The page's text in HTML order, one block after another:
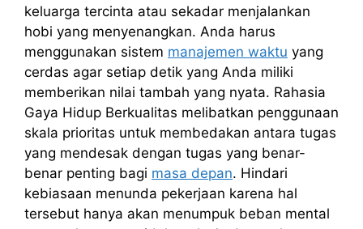
keluarga tercinta atau sekadar menjalankan
hobi yang menyenangkan. Anda harus
menggunakan sistem manajemen waktu yang
cerdas agar setiap detik yang Anda miliki
memberikan nilai tambah yang nyata. Rahasia
Gaya Hidup Berkualitas melibatkan penggunaan
skala prioritas untuk membedakan antara tugas
yang mendesak dengan tugas yang benar-
benar penting bagi masa depan. Hindari
kebiasaan menunda pekerjaan karena hal
tersebut hanya akan menumpuk beban mental